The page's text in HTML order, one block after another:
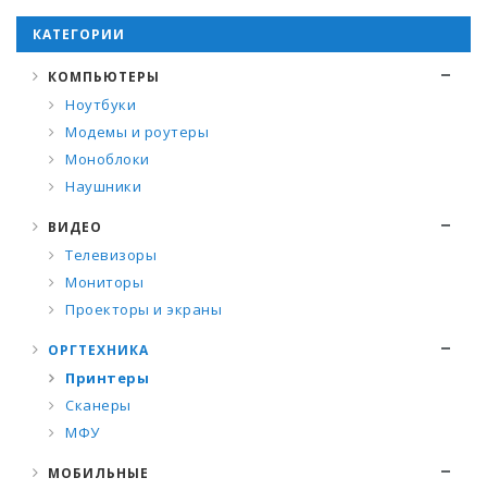
КАТЕГОРИИ
КОМПЬЮТЕРЫ
Ноутбуки
Модемы и роутеры
Моноблоки
Наушники
ВИДЕО
Телевизоры
Мониторы
Проекторы и экраны
ОРГТЕХНИКА
Принтеры
Сканеры
МФУ
МОБИЛЬНЫЕ